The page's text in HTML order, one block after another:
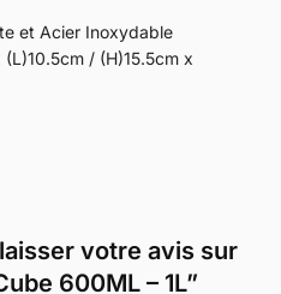
et Acier Inoxydable
/ (H)15.5cm x
votre avis sur
600ML – 1L”